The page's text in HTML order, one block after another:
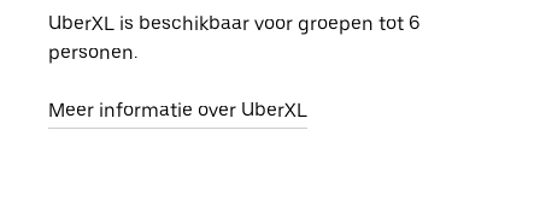
UberXL is beschikbaar voor groepen tot 6
personen.
Meer informatie over UberXL